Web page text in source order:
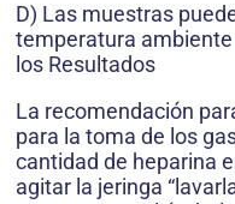
D) Las muestras
temperatura
los Resultados
La recomendación
para la toma de los
cantidad de heparina
agitar la jeringa